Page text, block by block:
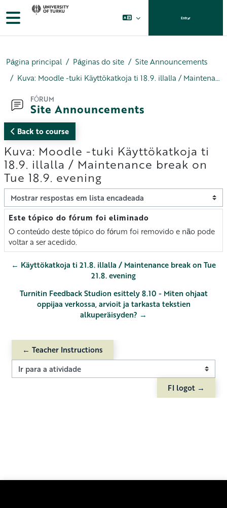
Ir para o conteúdo principal
Painel lateral Entrar
Página principal Páginas do site
Site Announcements
Kuva: Moodle -tuki Käyttökatkoja ti 18.9. illalla / Maintenance break on Tue 18.9. evening
FÓRUM
Site Announcements
Back to course
Kuva: Moodle -tuki Käyttökatkoja ti
18.9. illalla / Maintenance break on
Tue 18.9. evening
Modo de visualização
Este tópico do fórum foi eliminado
Número de respostas: 0
O conteúdo deste tópico do fórum foi removido e não pode
voltar a ser acedido.
← Käyttökatkoja ti 21.8. illalla / Maintenance break on Tue
21.8. evening
Turnitin Feedback Studion esittely 8.10 - Miten ohjaat
oppijaa verkossa, arvioit ja tarkasta tekstien
alkuperäisyden? →
← Teacher Instructions
Ir para a atividade
FI logot →